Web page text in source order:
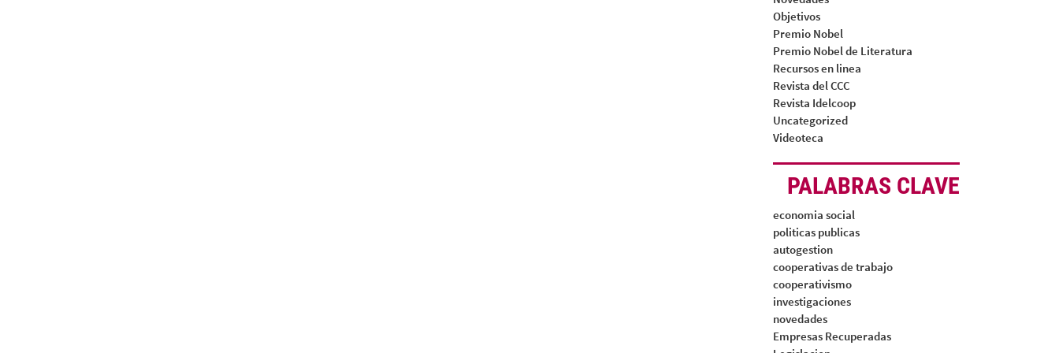
Objetivos
Premio Nobel
Premio Nobel de Literatura
Recursos en linea
Revista del CCC
Revista Idelcoop
Uncategorized
Videoteca
PALABRAS CLAVE
economia social
politicas publicas
autogestion
cooperativas de trabajo
cooperativismo
investigaciones
novedades
Empresas Recuperadas